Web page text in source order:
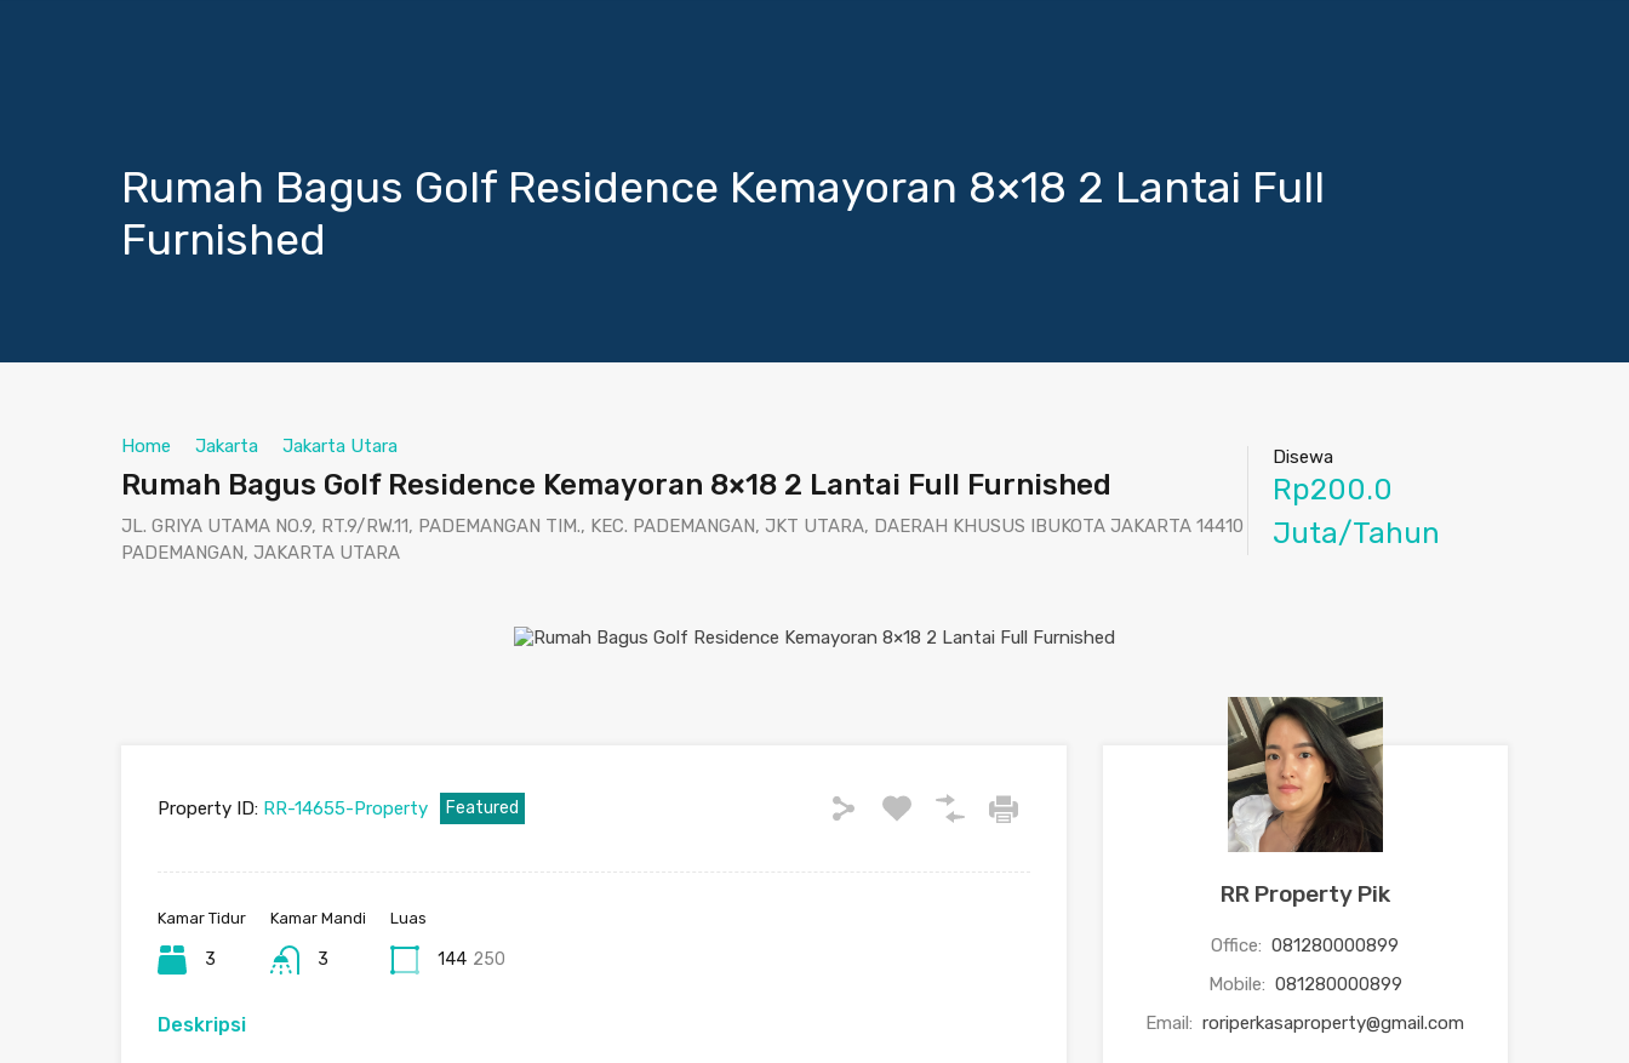
Rumah Bagus Golf Residence Kemayoran 8×18 2 Lantai Full
Furnished
Home Jakarta Jakarta Utara
Rumah Bagus Golf Residence Kemayoran 8×18 2 Lantai Full Furnished
JL. GRIYA UTAMA NO.9, RT.9/RW.11, PADEMANGAN TIM., KEC. PADEMANGAN, JKT UTARA, DAERAH KHUSUS IBUKOTA JAKARTA 14410
PADEMANGAN, JAKARTA UTARA
Disewa
Rp200.0
Juta/Tahun
Property ID: RR-14655-Property Featured
Kamar Tidur
3
Kamar Mandi
3
Luas
144 250
Deskripsi
RR Property Pik
Office: 081280000899
Mobile: 081280000899
Email: roriperkasaproperty@gmail.com